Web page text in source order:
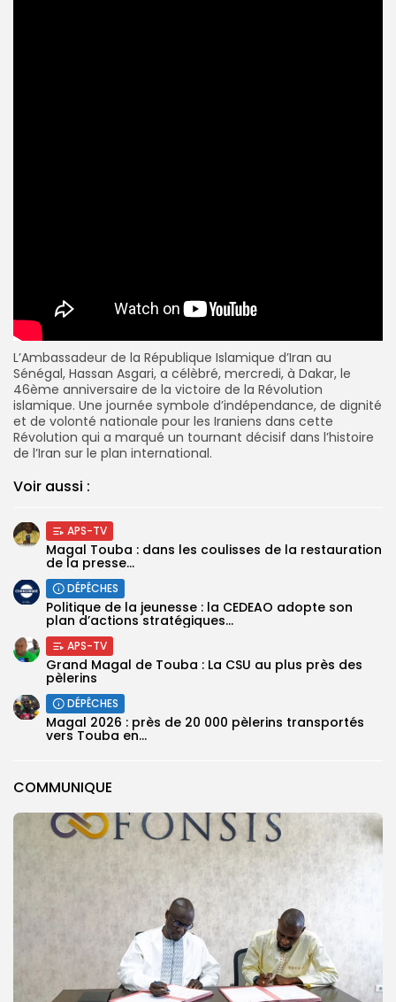
COMMUNIQUE
L’Ambassadeur de la République Islamique d’Iran au
Sénégal, Hassan Asgari, a célèbré, mercredi, à Dakar, le
46ème anniversaire de la victoire de la Révolution
islamique. Une journée symbole d’indépendance, de dignité
et de volonté nationale pour les Iraniens dans cette
Révolution qui a marqué un tournant décisif dans l’histoire
de l’Iran sur le plan international.
Voir aussi :
APS-TV
Magal Touba : dans les coulisses de la restauration
de la presse...
DÉPÊCHES
Politique de la jeunesse : la CEDEAO adopte son
plan d’actions stratégiques...
APS-TV
Grand Magal de Touba : La CSU au plus près des
pèlerins
DÉPÊCHES
Magal 2026 : près de 20 000 pèlerins transportés
vers Touba en...